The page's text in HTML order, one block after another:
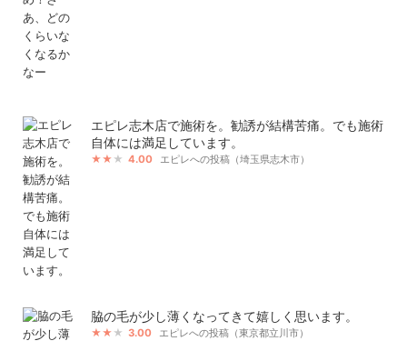
エピレ志木店で施術を。勧誘が結構苦痛。でも施術
自体には満足しています。
4.00 エピレへの投稿（埼玉県志木市）
脇の毛が少し薄くなってきて嬉しく思います。
3.00 エピレへの投稿（東京都立川市）